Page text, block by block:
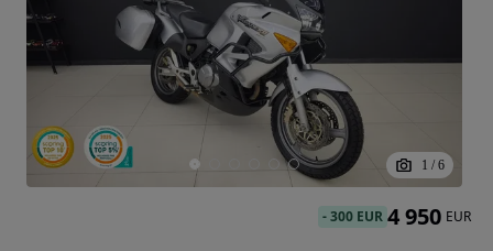
1 / 6
-300 EUR 4 950 EUR